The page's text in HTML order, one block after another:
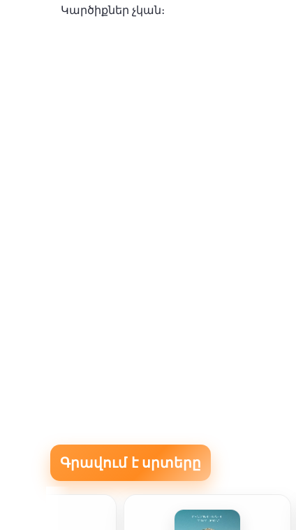
Կարծիքներ չկան։
Գրավում է սրտերը